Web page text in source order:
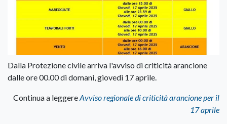
Dalla Protezione civile arriva l'avviso di criticità arancione
dalle ore 00.00 di domani, giovedì 17 aprile.
Continua a leggereAvviso regionale di criticità arancione per il
17 aprile